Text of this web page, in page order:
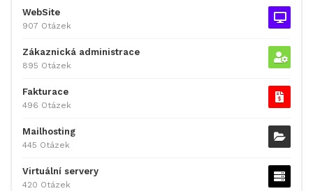
WebSite
907 Otázek
Zákaznická administrace
895 Otázek
Fakturace
496 Otázek
Mailhosting
445 Otázek
Virtuální servery
420 Otázek